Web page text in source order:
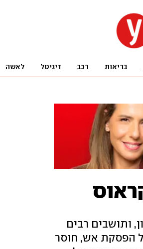
בריאות רכב דיגיטל לאשה
ותושבים רבים
הפסקת אש, חוסר